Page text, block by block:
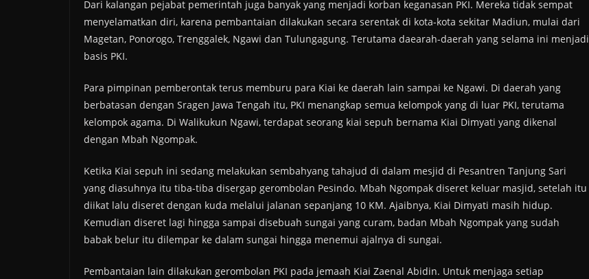
Dari kalangan pejabat pemerintah juga banyak yang menjadi korban keganasan PKI. Mereka tidak sempat
menyelamatkan diri, karena pembantaian dilakukan secara serentak di kota-kota sekitar Madiun, mulai dari
Magetan, Ponorogo, Trenggalek, Ngawi dan Tulungagung. Terutama daearah-daerah yang selama ini menjadi
basis PKI.
Para pimpinan pemberontak terus memburu para Kiai ke daerah lain sampai ke Ngawi. Di daerah yang
berbatasan dengan Sragen Jawa Tengah itu, PKI menangkap semua kelompok yang di luar PKI, terutama
kelompok agama. Di Walikukun Ngawi, terdapat seorang kiai sepuh bernama Kiai Dimyati yang dikenal
dengan Mbah Ngompak.
Ketika Kiai sepuh ini sedang melakukan sembahyang tahajud di dalam mesjid di Pesantren Tanjung Sari
yang diasuhnya itu tiba-tiba disergap gerombolan Pesindo. Mbah Ngompak diseret keluar masjid, setelah itu
diikat lalu diseret dengan kuda melalui jalanan sepanjang 10 KM. Ajaibnya, Kiai Dimyati masih hidup.
Kemudian diseret lagi hingga sampai disebuah sungai yang curam, badan Mbah Ngompak yang sudah
babak belur itu dilempar ke dalam sungai hingga menemui ajalnya di sungai.
Pembantaian lain dilakukan gerombolan PKI pada jemaah Kiai Zaenal Abidin. Untuk menjaga setiap